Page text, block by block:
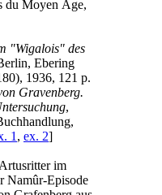
du Moyen Âge,
"Wigalois" des
Ebering
1936, 121 p.
Gravenberg.
,
1, ex. 2]
im
Namûr-Episode